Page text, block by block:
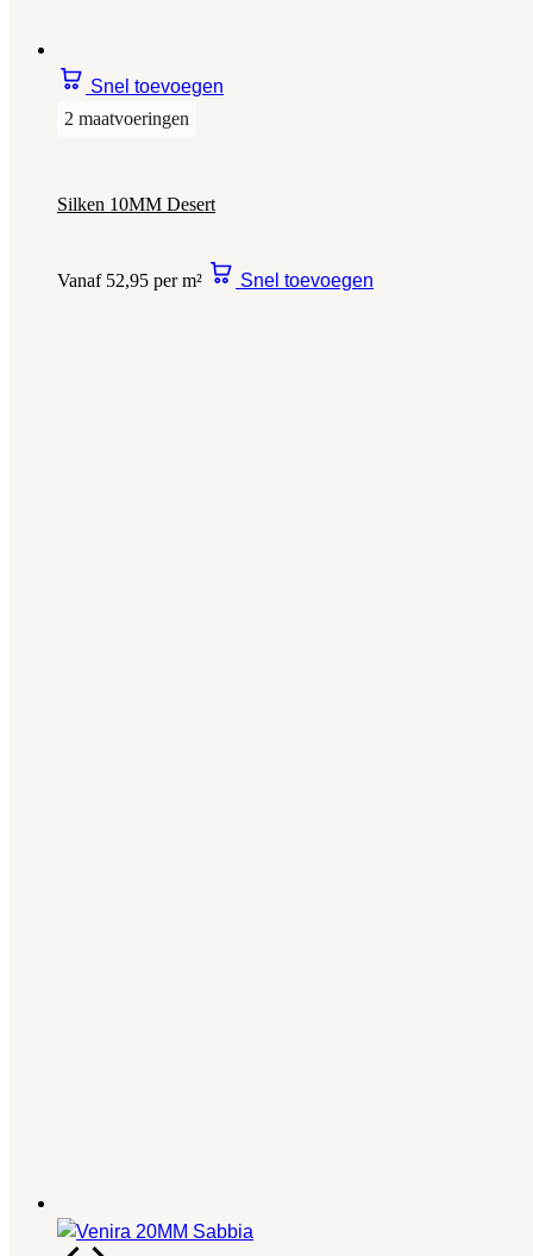
Snel toevoegen
2 maatvoeringen
Silken 10MM Desert
Vanaf 52,95 per m² Snel toevoegen